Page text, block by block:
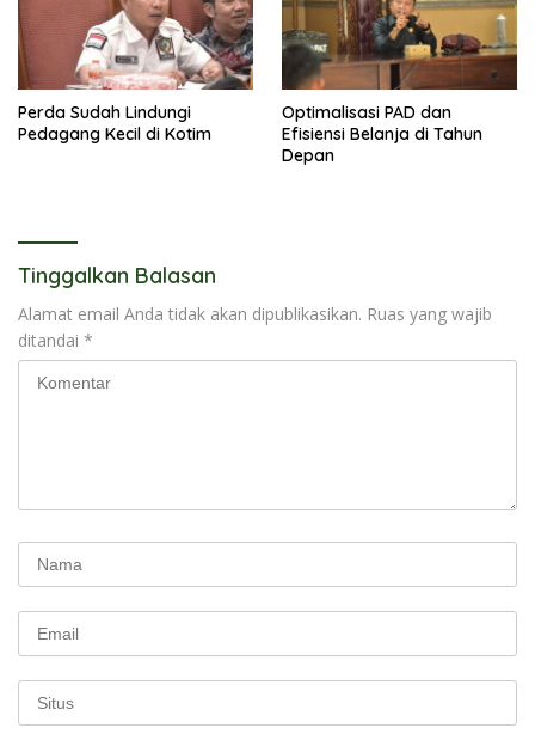
Perda Sudah Lindungi
Pedagang Kecil di Kotim
Optimalisasi PAD dan
Efisiensi Belanja di Tahun
Depan
Tinggalkan Balasan
Alamat email Anda tidak akan dipublikasikan. Ruas yang wajib
ditandai *